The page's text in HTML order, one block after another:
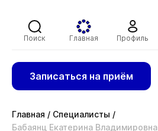
Поиск Главная Профиль
Записаться на приём
Главная / Специалисты /
Бабаянц Екатерина Владимировна